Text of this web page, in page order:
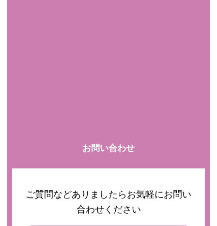
お問い合わせ
ご質問などありましたらお気軽にお問い
合わせください